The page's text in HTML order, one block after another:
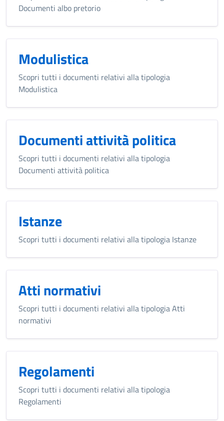
Documenti albo pretorio
Modulistica
Scopri tutti i documenti relativi alla tipologia
Modulistica
Documenti attività politica
Scopri tutti i documenti relativi alla tipologia
Documenti attività politica
Istanze
Scopri tutti i documenti relativi alla tipologia Istanze
Atti normativi
Scopri tutti i documenti relativi alla tipologia Atti
normativi
Regolamenti
Scopri tutti i documenti relativi alla tipologia
Regolamenti